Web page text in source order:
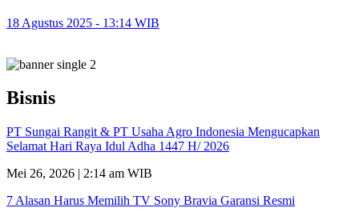
18 Agustus 2025 - 13:14 WIB
Bisnis
PT Sungai Rangit & PT Usaha Agro Indonesia Mengucapkan
Selamat Hari Raya Idul Adha 1447 H/ 2026
Mei 26, 2026 | 2:14 am WIB
7 Alasan Harus Memilih TV Sony Bravia Garansi Resmi